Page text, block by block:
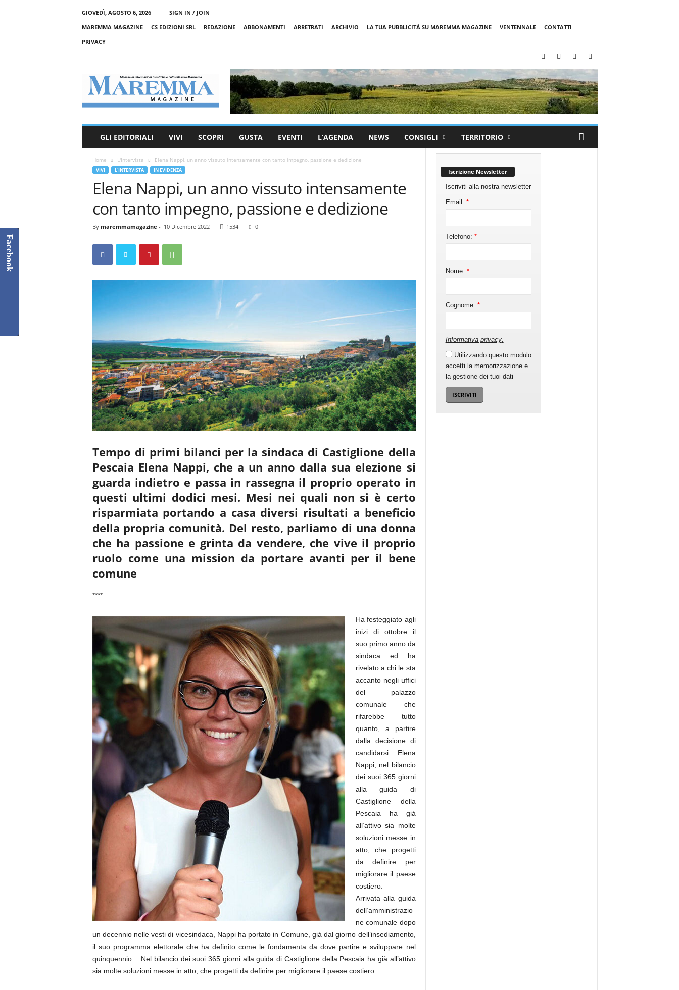
GIOVEDÌ, AGOSTO 6, 2026
SIGN IN / JOIN
MAREMMA MAGAZINE
CS EDIZIONI SRL REDAZIONE ABBONAMENTI ARRETRATI ARCHIVIO LA TUA PUBBLICITÀ SU MAREMMA MAGAZINE VENTENNALE
CONTATTI
PRIVACY
m
GLI EDITORIALI VIVI SCOPRI GUSTA EVENTI L’AGENDA NEWS CONSIGLI TERRITORIO
Home L'Intervista Elena Nappi, un anno vissuto intensamente con tanto impegno, passione e dedizione
VIVI L'INTERVISTA IN EVIDENZA
Elena Nappi, un anno vissuto intensamente
con tanto impegno, passione e dedizione
By maremmamagazine - 10 Dicembre 2022 1534 0
Tempo di primi bilanci per la sindaca di Castiglione della
Pescaia Elena Nappi, che a un anno dalla sua elezione si
guarda indietro e passa in rassegna il proprio operato in
questi ultimi dodici mesi. Mesi nei quali non si è certo
risparmiata portando a casa diversi risultati a beneficio
della propria comunità. Del resto, parliamo di una donna
che ha passione e grinta da vendere, che vive il proprio
ruolo come una mission da portare avanti per il bene
comune
****
Ha festeggiato agli
inizi di ottobre il
suo primo anno da
sindaca ed ha
rivelato a chi le sta
accanto negli uffici
del palazzo
comunale che
rifarebbe tutto
quanto, a partire
dalla decisione di
candidarsi. Elena
Nappi, nel bilancio
dei suoi 365 giorni
alla guida di
Castiglione della
Pescaia ha già
all’attivo sia molte
soluzioni messe in
atto, che progetti
da definire per
migliorare il paese
costiero.
Arrivata alla guida
dell’amministrazio
ne comunale dopo
un decennio nelle vesti di vicesindaca, Nappi ha portato in Comune, già dal giorno dell’insediamento,
il suo programma elettorale che ha definito come le fondamenta da dove partire e sviluppare nel
quinquennio… Nel bilancio dei suoi 365 giorni alla guida di Castiglione della Pescaia ha già all’attivo
sia molte soluzioni messe in atto, che progetti da definire per migliorare il paese costiero…
Iscrizione Newsletter
Iscriviti alla nostra newsletter
Email: *
Telefono: *
Nome: *
Cognome: *
Informativa privacy.
Utilizzando questo modulo
accetti la memorizzazione e
la gestione dei tuoi dati
Facebook